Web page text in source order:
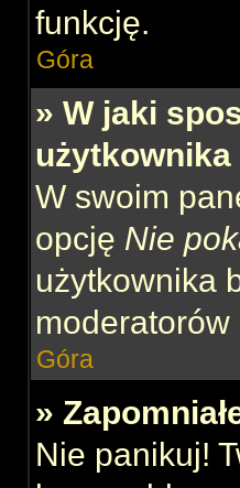
funkcję.
Góra
» W jaki
W swoim
opcję Nie
użytkownika
Góra
»
Nie panikuj!